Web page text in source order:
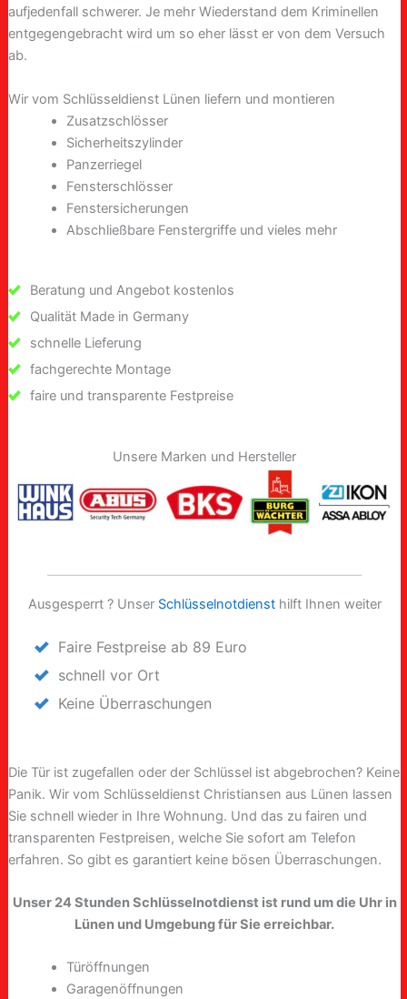
aufjedenfall schwerer. Je mehr Wiederstand dem Kriminellen
entgegengebracht wird um so eher lässt er von dem Versuch
ab.
Wir vom Schlüsseldienst Lünen liefern und montieren
Zusatzschlösser
Sicherheitszylinder
Panzerriegel
Fensterschlösser
Fenstersicherungen
Abschließbare Fenstergriffe und vieles mehr
Beratung und Angebot kostenlos
Qualität Made in Germany
schnelle Lieferung
fachgerechte Montage
faire und transparente Festpreise
Unsere Marken und Hersteller
Ausgesperrt ? Unser Schlüsselnotdiensthilft Ihnen weiter
Faire Festpreise ab 89 Euro
schnell vor Ort
Keine Überraschungen
Die Tür ist zugefallen oder der Schlüssel ist abgebrochen? Keine
Panik. Wir vom Schlüsseldienst Christiansen aus Lünen lassen
Sie schnell wieder in Ihre Wohnung. Und das zu fairen und
transparenten Festpreisen, welche Sie sofort am Telefon
erfahren. So gibt es garantiert keine bösen Überraschungen.
Unser 24 Stunden Schlüsselnotdienst ist rund um die Uhr in
Lünen und Umgebung für Sie erreichbar.
Türöffnungen
Garagenöffnungen